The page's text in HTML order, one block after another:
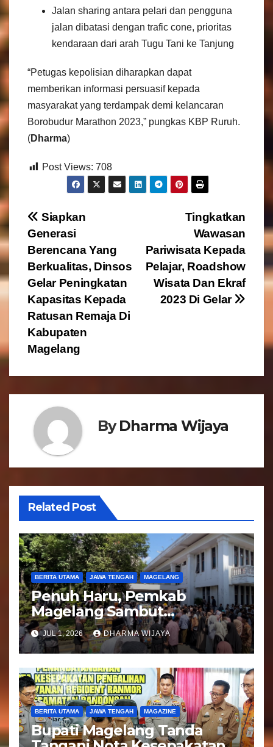
Jalan sharing antara pelari dan pengguna
jalan dibatasi dengan trafic cone, prioritas
kendaraan dari arah Tugu Tani ke Tanjung
“Petugas kepolisian diharapkan dapat
memberikan informasi persuasif kepada
masyarakat yang terdampak demi kelancaran
Borobudur Marathon 2023,” pungkas KBP Ruruh.
(Dharma)
Post Views: 708
N
a
v
i
g
a
s
i
p
o
s
Tingkatkan
Wawasan
Pariwisata Kepada
Pelajar, Roadshow
Wisata Dan Ekraf
2023 Di Gelar
Siapkan
Generasi
Berencana Yang
Berkualitas, Dinsos
Gelar Peningkatan
Kapasitas Kepada
Ratusan Remaja Di
Kabupaten
Magelang
ByDharma Wijaya
Related Post
BERITA UTAMA JAWA TENGAH MAGELANG
Penuh Haru, Pemkab
Magelang Sambut
Kepulangan Jemaah Haji
Kloter 81
JUL 1, 2026 DHARMA WIJAYA
BERITA UTAMA JAWA TENGAH MAGAZINE
Bupati Magelang Tanda